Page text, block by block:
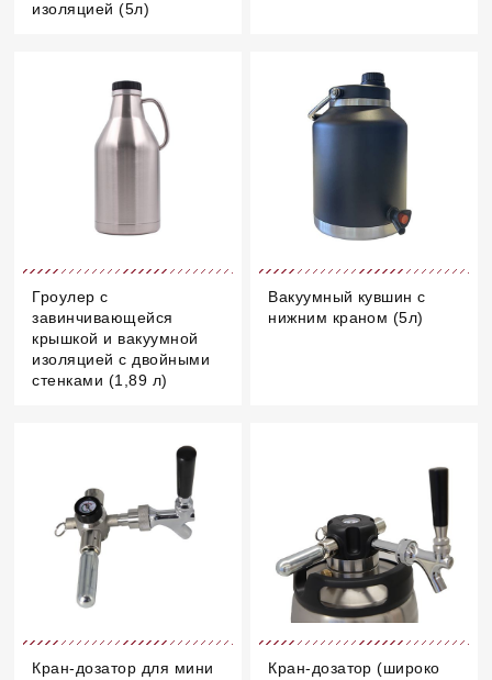
изоляцией (5л)
Гроулер с
завинчивающейся
крышкой и вакуумной
изоляцией с двойными
стенками (1,89 л)
Вакуумный кувшин с
нижним краном (5л)
Кран-дозатор для мини
Кран-дозатор (широко